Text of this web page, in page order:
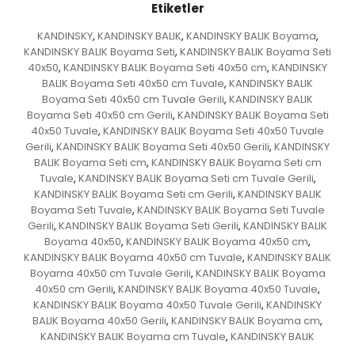
Etiketler
KANDINSKY, KANDINSKY BALIK, KANDINSKY BALIK Boyama,
KANDINSKY BALIK Boyama Seti, KANDINSKY BALIK Boyama Seti
40x50, KANDINSKY BALIK Boyama Seti 40x50 cm, KANDINSKY
BALIK Boyama Seti 40x50 cm Tuvale, KANDINSKY BALIK
Boyama Seti 40x50 cm Tuvale Gerili, KANDINSKY BALIK
Boyama Seti 40x50 cm Gerili, KANDINSKY BALIK Boyama Seti
40x50 Tuvale, KANDINSKY BALIK Boyama Seti 40x50 Tuvale
Gerili, KANDINSKY BALIK Boyama Seti 40x50 Gerili, KANDINSKY
BALIK Boyama Seti cm, KANDINSKY BALIK Boyama Seti cm
Tuvale, KANDINSKY BALIK Boyama Seti cm Tuvale Gerili,
KANDINSKY BALIK Boyama Seti cm Gerili, KANDINSKY BALIK
Boyama Seti Tuvale, KANDINSKY BALIK Boyama Seti Tuvale
Gerili, KANDINSKY BALIK Boyama Seti Gerili, KANDINSKY BALIK
Boyama 40x50, KANDINSKY BALIK Boyama 40x50 cm,
KANDINSKY BALIK Boyama 40x50 cm Tuvale, KANDINSKY BALIK
Boyama 40x50 cm Tuvale Gerili, KANDINSKY BALIK Boyama
40x50 cm Gerili, KANDINSKY BALIK Boyama 40x50 Tuvale,
KANDINSKY BALIK Boyama 40x50 Tuvale Gerili, KANDINSKY
BALIK Boyama 40x50 Gerili, KANDINSKY BALIK Boyama cm,
KANDINSKY BALIK Boyama cm Tuvale, KANDINSKY BALIK